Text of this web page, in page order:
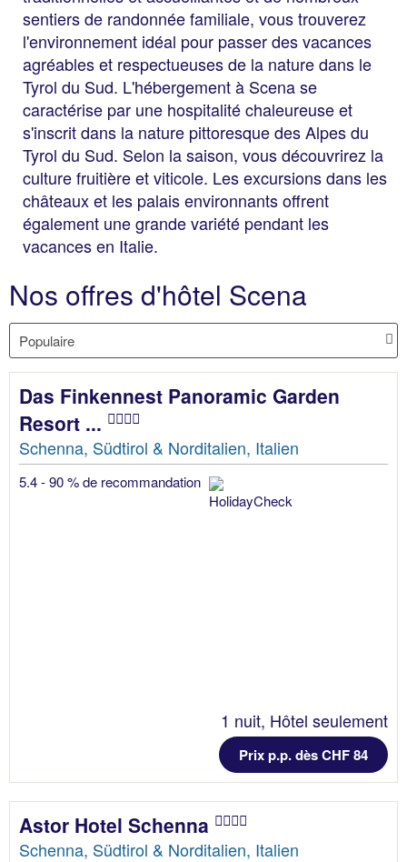
sentiers de randonnée familiale, vous trouverez
l'environnement idéal pour passer des vacances
agréables et respectueuses de la nature dans le
Tyrol du Sud. L'hébergement à Scena se
caractérise par une hospitalité chaleureuse et
s'inscrit dans la nature pittoresque des Alpes du
Tyrol du Sud. Selon la saison, vous découvrirez la
culture fruitière et viticole. Les excursions dans les
châteaux et les palais environnants offrent
également une grande variété pendant les
vacances en Italie.
Nos offres d'hôtel Scena
Das Finkennest Panoramic Garden
Resort ...
Schenna, Südtirol & Norditalien, Italien
5.4 - 90 % de recommandation
1 nuit, Hôtel seulement
Prix p.p. dès CHF 84
Astor Hotel Schenna
Schenna, Südtirol & Norditalien, Italien